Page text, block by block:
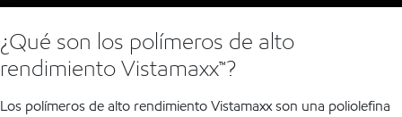
¿Qué son los polímeros de alto
rendimiento Vistamaxx™?
Los polímeros de alto rendimiento Vistamaxx son una poliolefina